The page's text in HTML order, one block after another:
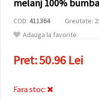
acord să
utilizați
toate
cookie -
clic pe
"acceptati
indicați
melanj 100%
COD: 411364 Greutate:
Adauga la favorite
Pret:50.96 Lei
Fara stoc: